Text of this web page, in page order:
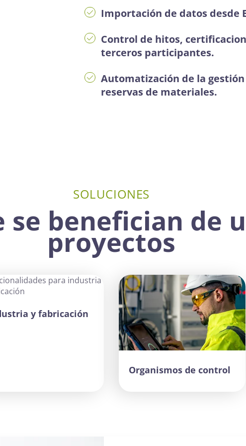
Importación de datos desde
Control de hitos,
terceros participantes.
Automatización de la
reservas de materiales.
SOLUCIONES
se benefician de
proyectos
y fabricación
Organismos de control